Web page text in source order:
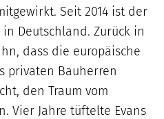
Seit 2014 ist der
Deutschland. Zurück in
dass die europäische
privaten Bauherren
den Traum vom
Vier Jahre tüftelte Evans